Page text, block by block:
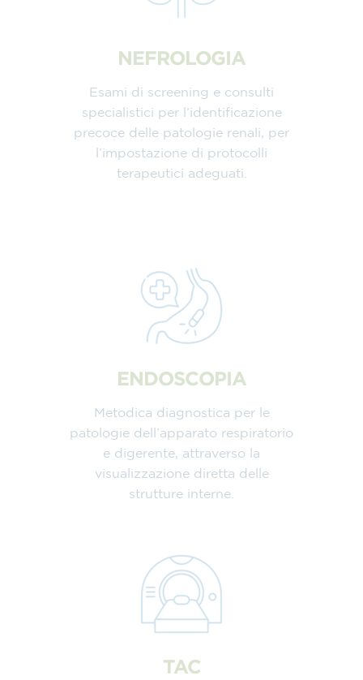
NEFROLOGIA
Esami di screening e consulti
specialistici per l’identificazione
precoce delle patologie renali, per
l’impostazione di protocolli
terapeutici adeguati.
ENDOSCOPIA
Metodica diagnostica per le
patologie dell’apparato respiratorio
e digerente, attraverso la
visualizzazione diretta delle
strutture interne.
TAC